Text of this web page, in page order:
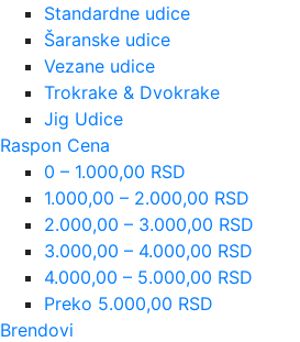
Standardne udice
Šaranske udice
Vezane udice
Trokrake & Dvokrake
Jig Udice
Raspon Cena
0 – 1.000,00 RSD
1.000,00 – 2.000,00 RSD
2.000,00 – 3.000,00 RSD
3.000,00 – 4.000,00 RSD
4.000,00 – 5.000,00 RSD
Preko 5.000,00 RSD
Brendovi